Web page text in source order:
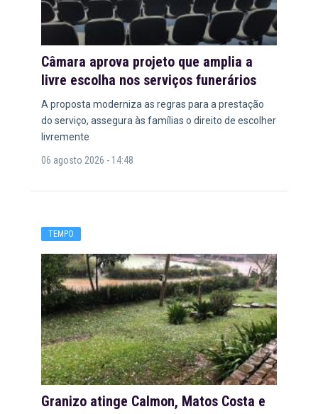
Câmara aprova projeto que amplia a
livre escolha nos serviços funerários
A proposta moderniza as regras para a prestação
do serviço, assegura às famílias o direito de escolher
livremente
06 agosto 2026 - 14:48
TEMPO
Granizo atinge Calmon, Matos Costa e